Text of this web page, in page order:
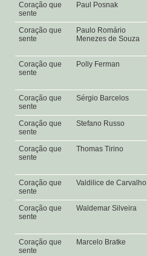
Coração que
sente
Paul Posnak
Coração que
sente
Paulo Romário
Menezes de Souza
Coração que
sente
Polly Ferman
Coração que
sente
Sérgio Barcelos
Coração que
sente
Stefano Russo
Coração que
sente
Thomas Tirino
Coração que
sente
Valdilice de Carvalho
Coração que
sente
Waldemar Silveira
Coração que
sente
Marcelo Bratke